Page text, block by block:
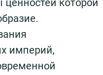
которой
империй,